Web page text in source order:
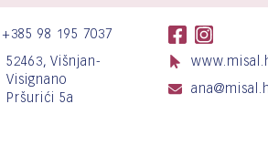
+385 98 195 7037
52463, Višnjan-
Visignano
Pršurići 5a